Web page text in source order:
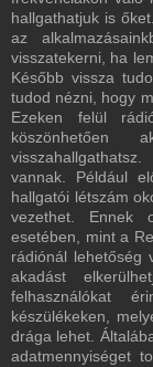
hallgathatjuk is
az
visszatekerni, ha
Később vissza
tudod nézni, hogy
Ezeken felül
vannak. Például
hallgatói létszám
vezethet. Ennek
esetében, mint a
rádiónál lehetőség
akadást
felhasználókat
készülékeken,
drága lehet.
adatmennyiséget